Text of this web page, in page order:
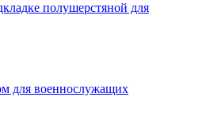
полушерстяной для
для военнослужащих